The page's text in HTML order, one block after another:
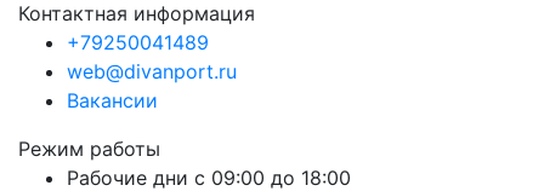
Контактная информация
+79250041489
web@divanport.ru
Вакансии
Режим работы
Рабочие дни с 09:00 до 18:00